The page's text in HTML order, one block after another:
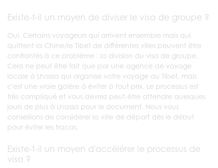
Existe-t-il un moyen de diviser le visa de groupe ?
Oui. Certains voyageurs qui arrivent ensemble mais qui
quittent la Chine/le Tibet de différentes villes peuvent être
confrontés à ce problème : la division du visa de groupe.
Cela ne peut être fait que par une agence de voyage
locale à Lhassa qui organise votre voyage au Tibet, mais
c'est une vraie galère à éviter à tout prix. Le processus est
très compliqué et vous devrez peut-être attendre quelques
jours de plus à Lhassa pour le document. Nous vous
conseillons de considérer la ville de départ dès le début
pour éviter les tracas.
Existe-t-il un moyen d'accélérer le processus de
visa ?